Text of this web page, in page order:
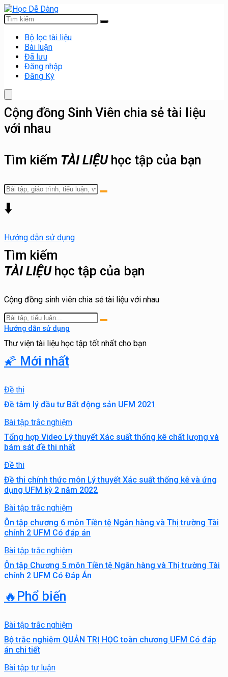
Bộ lọc tài liệu
Bài luận
Đã lưu
Đăng nhập
Đăng Ký
Cộng đồng Sinh Viên chia sẻ tài liệu
với nhau
Tìm kiếm TÀI LIỆU học tập của bạn
⬇️
Hướng dẫn sử dụng
Tìm kiếm
TÀI LIỆU học tập của bạn
Cộng đồng sinh viên chia sẻ tài liệu với nhau
Hướng dẫn sử dụng
Thư viện tài liệu học tập tốt nhất cho bạn
🌠 Mới nhất
Đề thi
Đề tâm lý đầu tư Bất động sản UFM 2021
Bài tập trắc nghiệm
Tổng hợp Video Lý thuyết Xác suất thống kê chất lượng và
bám sát đề thi nhất
Đề thi
Đề thi chính thức môn Lý thuyết Xác suất thống kê và ứng
dụng UFM kỳ 2 năm 2022
Bài tập trắc nghiệm
Ôn tập chương 6 môn Tiền tệ Ngân hàng và Thị trường Tài
chính 2 UFM Có đáp án
Bài tập trắc nghiệm
Ôn tập Chương 5 môn Tiền tệ Ngân hàng và Thị trường Tài
chính 2 UFM Có Đáp Án
🔥Phổ biến
Bài tập trắc nghiệm
Bộ trắc nghiệm QUẢN TRỊ HỌC toàn chương UFM Có đáp
án chi tiết
Bài tập tự luận